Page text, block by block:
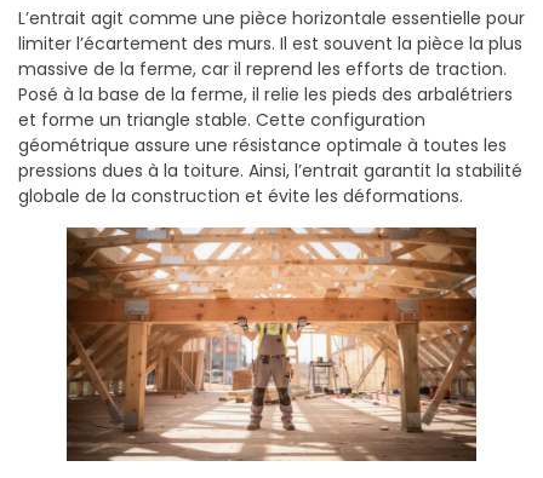
L’entrait agit comme une pièce horizontale essentielle pour
limiter l’écartement des murs. Il est souvent la pièce la plus
massive de la ferme, car il reprend les efforts de traction.
Posé à la base de la ferme, il relie les pieds des arbalétriers
et forme un triangle stable. Cette configuration
géométrique assure une résistance optimale à toutes les
pressions dues à la toiture. Ainsi, l’entrait garantit la stabilité
globale de la construction et évite les déformations.